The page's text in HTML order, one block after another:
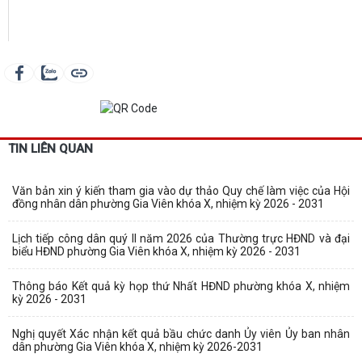
TIN LIÊN QUAN
Văn bản xin ý kiến tham gia vào dự thảo Quy chế làm việc của Hội
đồng nhân dân phường Gia Viên khóa X, nhiệm kỳ 2026 - 2031
Lịch tiếp công dân quý II năm 2026 của Thường trực HĐND và đại
biểu HĐND phường Gia Viên khóa X, nhiệm kỳ 2026 - 2031
Thông báo Kết quả kỳ họp thứ Nhất HĐND phường khóa X, nhiệm
kỳ 2026 - 2031
Nghị quyết Xác nhận kết quả bầu chức danh Ủy viên Ủy ban nhân
dân phường Gia Viên khóa X, nhiệm kỳ 2026-2031